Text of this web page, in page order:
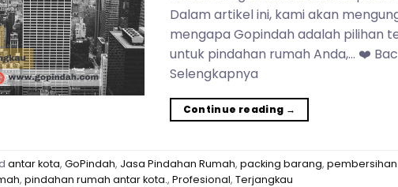
Dalam artikel ini, kami akan
mengapa Gopindah adalah pilihan
untuk pindahan rumah Anda,… ❤️
Selengkapnya
Continue reading →
antar kota, GoPindah, Jasa Pindahan Rumah, packing barang,
, pindahan rumah antar kota., Profesional, Terjangkau